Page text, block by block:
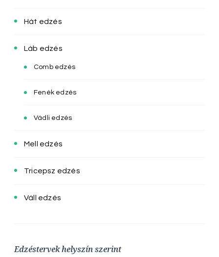
Hát edzés
Láb edzés
Comb edzés
Fenék edzés
Vádli edzés
Mell edzés
Tricepsz edzés
Váll edzés
Edzéstervek helyszín szerint